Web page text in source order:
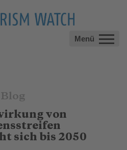
Menü
Blog
von
sich bis 2050